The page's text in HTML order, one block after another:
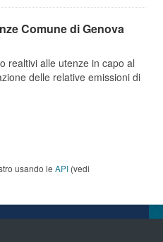
Comune di Genova
realtivi alle utenze in capo al
delle relative emissioni di
usando le API (vedi